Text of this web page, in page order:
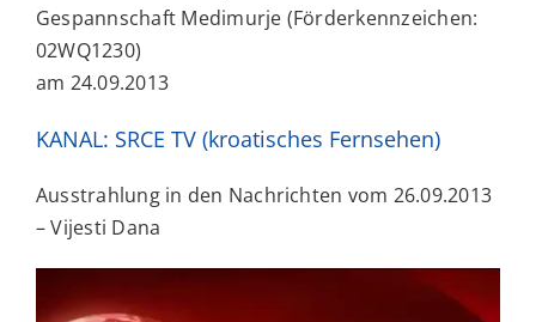
Gespannschaft Medimurje (Förderkennzeichen:
02WQ1230)
am 24.09.2013
KANAL: SRCE TV (kroatisches Fernsehen)
Ausstrahlung in den Nachrichten vom 26.09.2013
– Vijesti Dana